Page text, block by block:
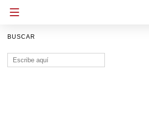
BUSCAR
Buscar: